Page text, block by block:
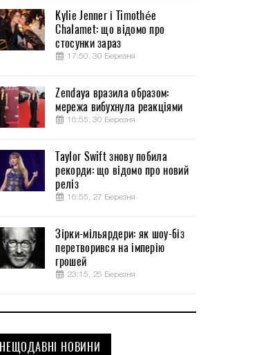
Kylie Jenner і Timothée
Chalamet: що відомо про
стосунки зараз
17:50, 30 Березня
Zendaya вразила образом:
мережа вибухнула реакціями
16:55, 30 Березня
Taylor Swift знову побила
рекорди: що відомо про новий
реліз
16:55, 27 Березня
Зірки-мільярдери: як шоу-біз
перетворився на імперію
грошей
23:15, 25 Березня
НЕЩОДАВНІ НОВИНИ